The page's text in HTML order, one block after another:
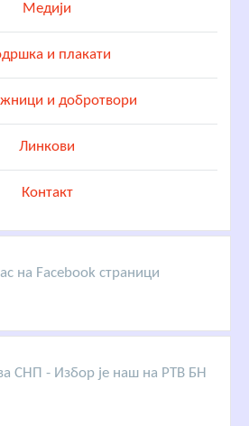
Медији
и плакати
и добротвори
Линкови
Контакт
на Facebook страници
СНП - Избор је наш на РТВ БН